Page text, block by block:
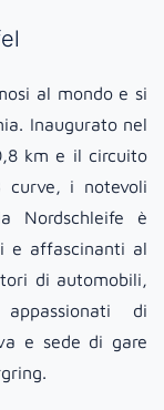
al mondo e si
Inaugurato nel
km e il circuito
curve, i notevoli
Nordschleife è
e affascinanti al
di automobili,
di
e sede di gare